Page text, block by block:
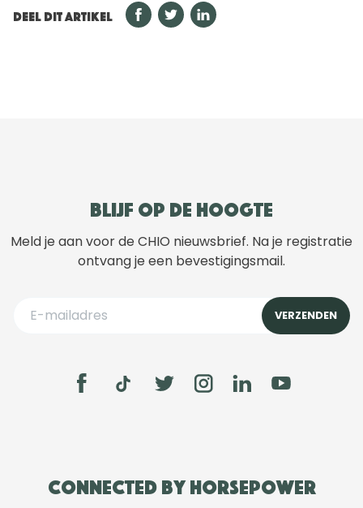
DEEL DIT ARTIKEL
Blijf op de hoogte
Meld je aan voor de CHIO nieuwsbrief. Na je registratie
ontvang je een bevestigingsmail.
Connected by Horsepower